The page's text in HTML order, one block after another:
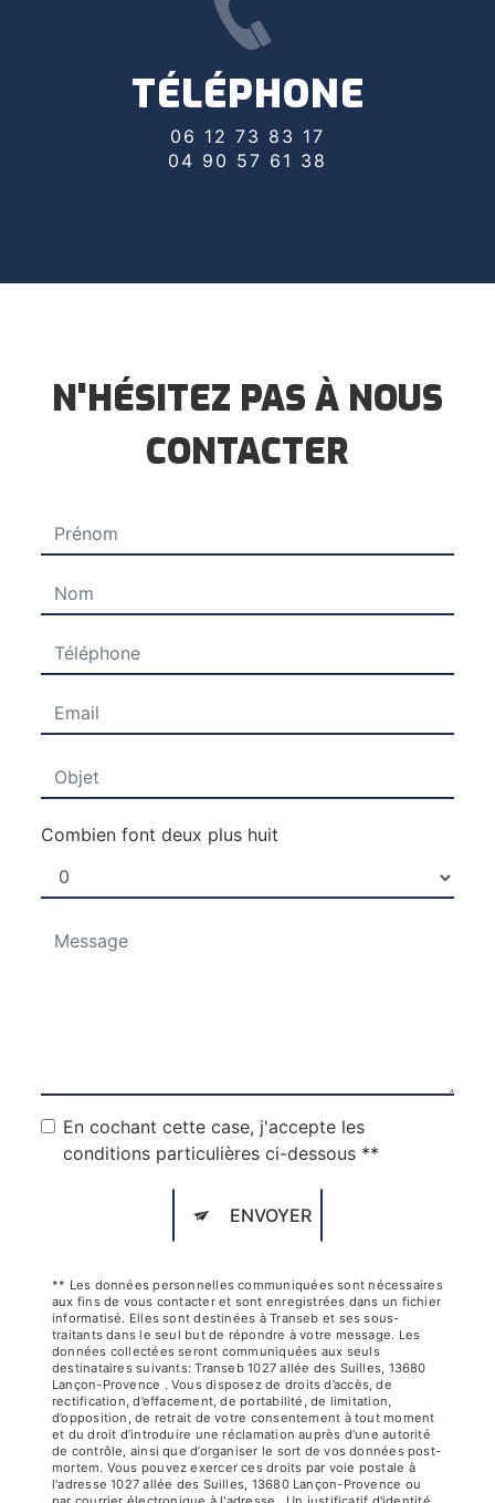
TÉLÉPHONE
06 12 73 83 17
04 90 57 61 38
N'HÉSITEZ PAS À NOUS
CONTACTER
Combien font deux plus huit
En cochant cette case, j'accepte les
conditions particulières ci-dessous **
ENVOYER
** Les données personnelles communiquées sont nécessaires
aux fins de vous contacter et sont enregistrées dans un fichier
informatisé. Elles sont destinées à Transeb et ses sous-
traitants dans le seul but de répondre à votre message. Les
données collectées seront communiquées aux seuls
destinataires suivants: Transeb 1027 allée des Suilles, 13680
Lançon-Provence . Vous disposez de droits d’accès, de
rectification, d’effacement, de portabilité, de limitation,
d’opposition, de retrait de votre consentement à tout moment
et du droit d’introduire une réclamation auprès d’une autorité
de contrôle, ainsi que d’organiser le sort de vos données post-
mortem. Vous pouvez exercer ces droits par voie postale à
l'adresse 1027 allée des Suilles, 13680 Lançon-Provence ou